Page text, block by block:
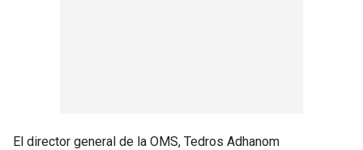
El director general de la OMS, Tedros Adhanom